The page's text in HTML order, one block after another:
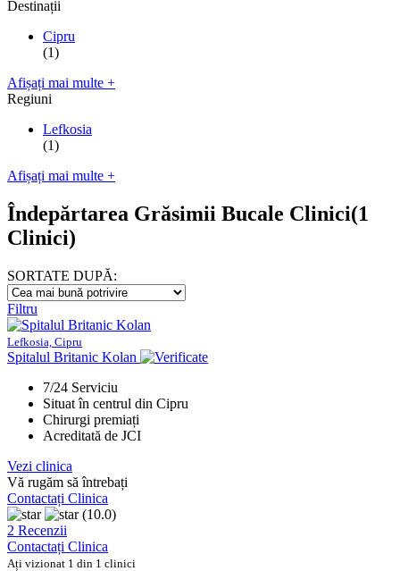
Destinații
Cipru
(1)
Afișați mai multe +
Regiuni
Lefkosia
(1)
Afișați mai multe +
Îndepărtarea Grăsimii Bucale Clinici(1
Clinici)
SORTATE DUPĂ:
Filtru
Lefkosia, Cipru
Spitalul Britanic Kolan
7/24 Serviciu
Situat în centrul din Cipru
Chirurgi premiați
Acreditată de JCI
Vezi clinica
Vă rugăm să întrebați
Contactați Clinica
(10.0)
2 Recenzii
Contactați Clinica
Ați vizionat 1 din 1 clinici